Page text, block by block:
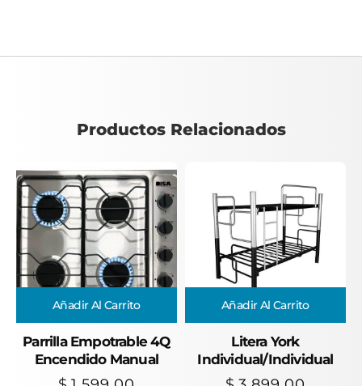
Productos Relacionados
Añadir Al Carrito
Parrilla Empotrable 4Q
Encendido Manual
Añadir Al Carrito
Litera York
Individual/Individual